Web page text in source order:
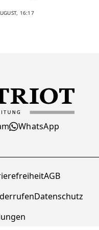
16:17
WhatsApp
AGB
Datenschutz